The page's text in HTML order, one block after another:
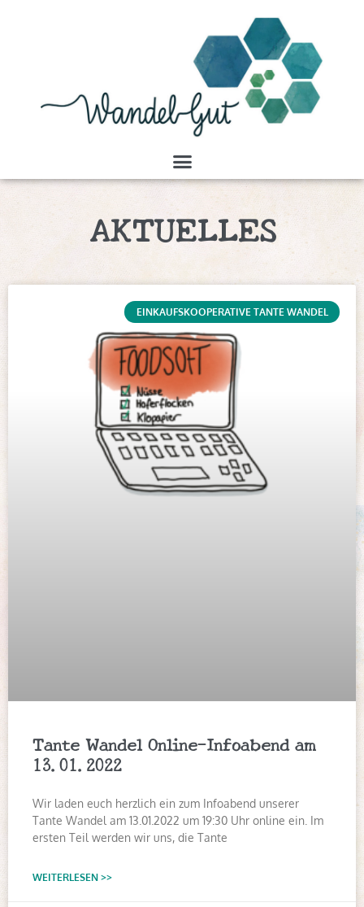
AKTUELLES
EINKAUFSKOOPERATIVE TANTE WANDEL
Tante Wandel Online-Infoabend am
13.01.2022
Wir laden euch herzlich ein zum Infoabend unserer
Tante Wandel am 13.01.2022 um 19:30 Uhr online ein. Im
ersten Teil werden wir uns, die Tante
WEITERLESEN >>